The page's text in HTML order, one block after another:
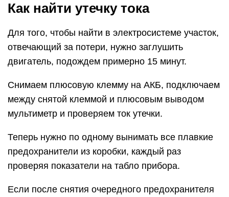
Как найти утечку тока
Для того, чтобы найти в электросистеме участок,
отвечающий за потери, нужно заглушить
двигатель, подождем примерно 15 минут.
Снимаем плюсовую клемму на АКБ, подключаем
между снятой клеммой и плюсовым выводом
мультиметр и проверяем ток утечки.
Теперь нужно по одному вынимать все плавкие
предохранители из коробки, каждый раз
проверяя показатели на табло прибора.
Если после снятия очередного предохранителя